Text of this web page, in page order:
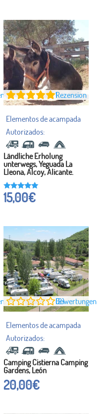
1Rezension
Ländliche Erholung
unterwegs, Yeguada La
Lleona, Alcoy, Alicante.
Bewertet
mit
15,00€
0
Bewertungen (2)
Camping Cistierna Camping
Gardens, León
20,00€